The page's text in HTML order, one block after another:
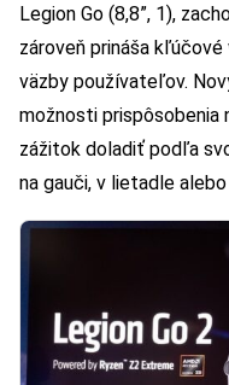
Legion Go (8,8”, 1),
zároveň prináša
väzby používateľov.
možnosti prispôsobenia
zážitok doladiť podľa
na gauči, v lietadle